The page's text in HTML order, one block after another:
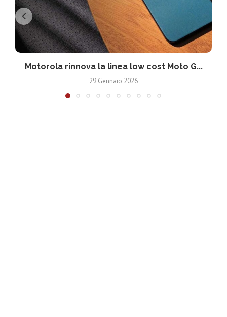
Motorola rinnova la linea low cost Moto G...
29 Gennaio 2026